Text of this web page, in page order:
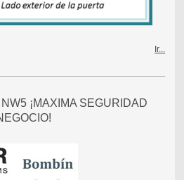
Ir...
¡MAXIMA SEGURIDAD